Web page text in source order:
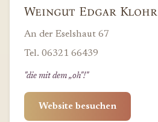
Weingut Edgar Klohr
An der Eselshaut 67
Tel. 06321 66439
"die mit dem „oh"!"
Website besuchen